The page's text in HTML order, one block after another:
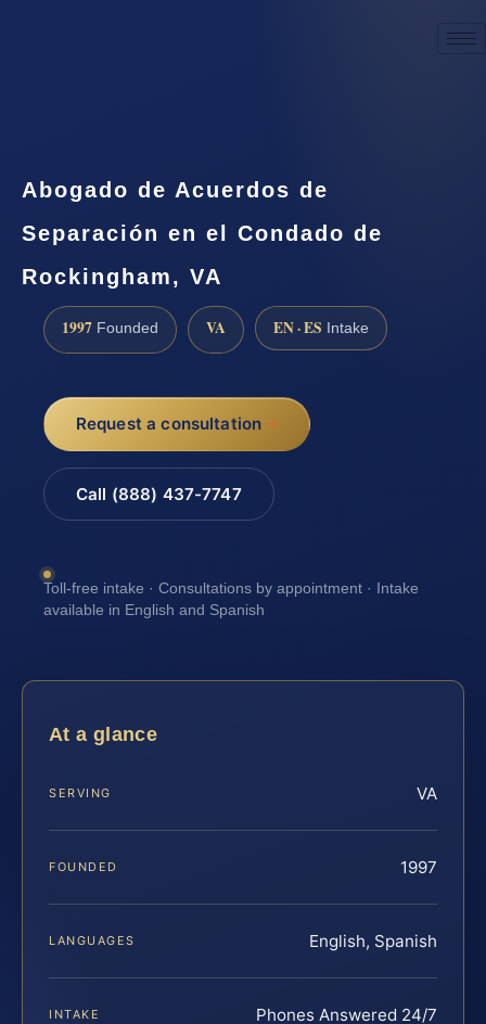
Abogado de Acuerdos de
Separación en el Condado de
Rockingham, VA
1997 Founded VA EN · ES Intake
Request a consultation
Call (888) 437-7747
Toll-free intake · Consultations by appointment · Intake
available in English and Spanish
At a glance
SERVING VA
FOUNDED 1997
LANGUAGES English, Spanish
INTAKE Phones Answered 24/7